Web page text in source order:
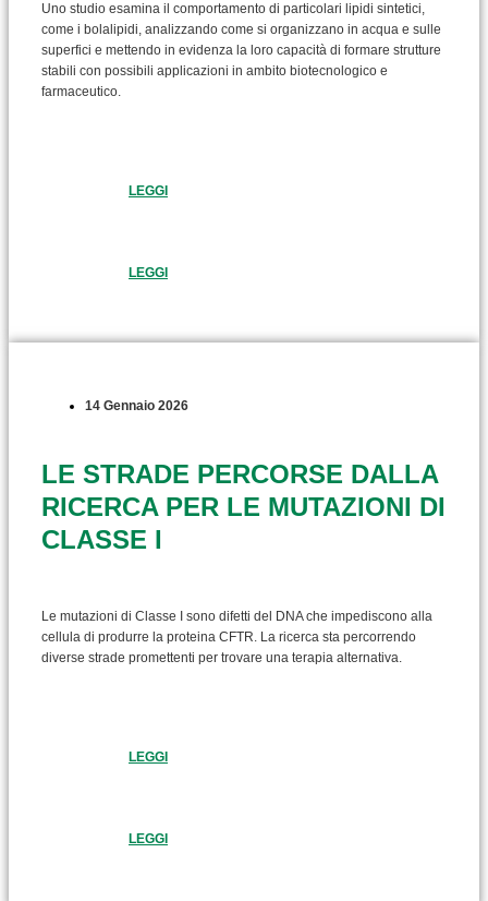
Uno studio esamina il comportamento di particolari lipidi sintetici,
come i bolalipidi, analizzando come si organizzano in acqua e sulle
superfici e mettendo in evidenza la loro capacità di formare strutture
stabili con possibili applicazioni in ambito biotecnologico e
farmaceutico.
LEGGI
LEGGI
14 Gennaio 2026
LE STRADE PERCORSE DALLA
RICERCA PER LE MUTAZIONI DI
CLASSE I
Le mutazioni di Classe I sono difetti del DNA che impediscono alla
cellula di produrre la proteina CFTR. La ricerca sta percorrendo
diverse strade promettenti per trovare una terapia alternativa.
LEGGI
LEGGI